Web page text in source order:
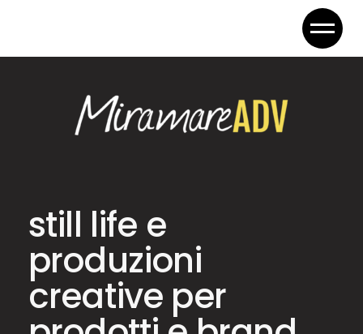
still life e
produzioni
creative per